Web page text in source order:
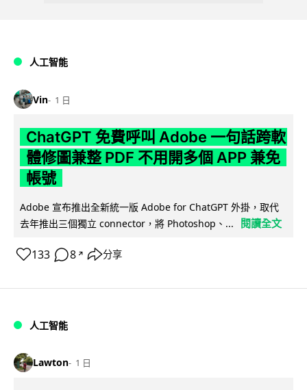
人工智能
Vin 1 日
ChatGPT 免費呼叫 Adobe 一句話跨軟
體修圖兼整 PDF 不用開多個 APP 兼免
帳號
Adobe 宣布推出全新統一版 Adobe for ChatGPT 外掛，取代
去年推出三個獨立 connector，將 Photoshop、...
閱讀全文
133 8 ↗ 分享
人工智能
Lawton 1 日